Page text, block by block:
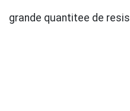
grande quantitee de